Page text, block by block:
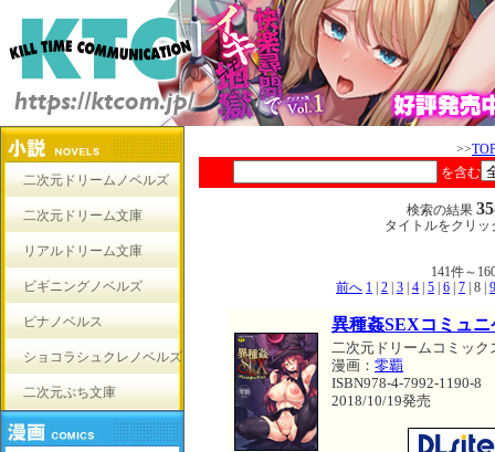
二次元ドリームノベルズ
二次元ドリーム文庫
リアルドリーム文庫
ビギニングノベルズ
ピナノベルス
ショコラシュクレノベルズ
二次元ぷち文庫
>>
を含む
検索の結果
タイトルをクリ
141件～
前へ 1 2 3 4 5 6 7 | 8 | 9
異種姦SEXコミュ
二次元ドリームコミック
漫画： 零覇
ISBN978-4-7992-1190-8
2018/10/19発売